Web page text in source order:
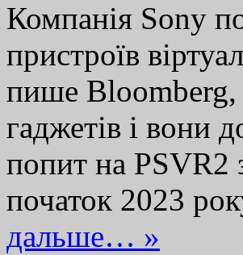
Компанія Sony
пристроїв
пише Bloomberg,
гаджетів і вони
попит на PSVR2
початок 2023
дальше… »